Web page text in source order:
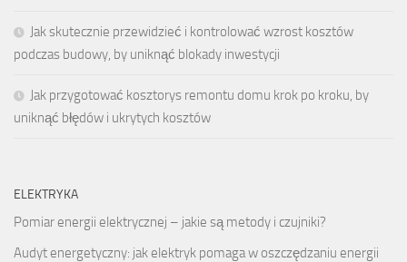
Jak skutecznie przewidzieć i kontrolować wzrost kosztów
podczas budowy, by uniknąć blokady inwestycji
Jak przygotować kosztorys remontu domu krok po kroku, by
uniknąć błędów i ukrytych kosztów
ELEKTRYKA
Pomiar energii elektrycznej – jakie są metody i czujniki?
Audyt energetyczny: jak elektryk pomaga w oszczędzaniu energii